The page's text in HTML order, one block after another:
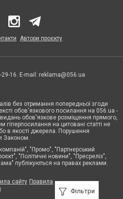
Фільтри
Автори проєкту
16. E-mail: reklama@056.ua
без отримання попередньої згоди
обов'язкового посилання на 056.ua -
видань обов'язкове розміщення прямого,
гіперпосилання на цитовані статті не
в якості джерела. Порушення
Законом.
"Промо", "Партнерський
"Політичні новини", "Пресреліз",
публікуються на правах реклами.
сайту Правила